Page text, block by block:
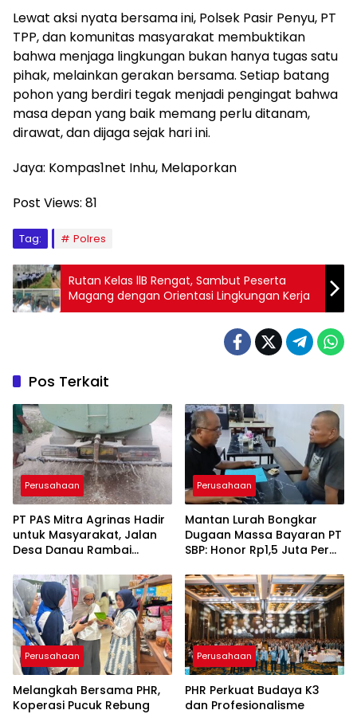
Lewat aksi nyata bersama ini, Polsek Pasir Penyu, PT
TPP, dan komunitas masyarakat membuktikan
bahwa menjaga lingkungan bukan hanya tugas satu
pihak, melainkan gerakan bersama. Setiap batang
pohon yang berdiri tegak menjadi pengingat bahwa
masa depan yang baik memang perlu ditanam,
dirawat, dan dijaga sejak hari ini.
Jaya: Kompas1net Inhu, Melaporkan
Post Views: 81
Tag: Polres
Rutan Kelas llB Rengat, Sambut Peserta
Magang dengan Orientasi Lingkungan Kerja
Pos Terkait
Perusahaan
‎PT PAS Mitra Agrinas Hadir
untuk Masyarakat, Jalan
Desa Danau Rambai
Perusahaan
Mantan Lurah Bongkar
Dugaan Massa Bayaran PT
SBP: Honor Rp1,5 Juta Per
Rp150 Ribu
Perusahaan
Melangkah Bersama PHR,
Koperasi Pucuk Rebung
Perusahaan
PHR Perkuat Budaya K3
dan Profesionalisme